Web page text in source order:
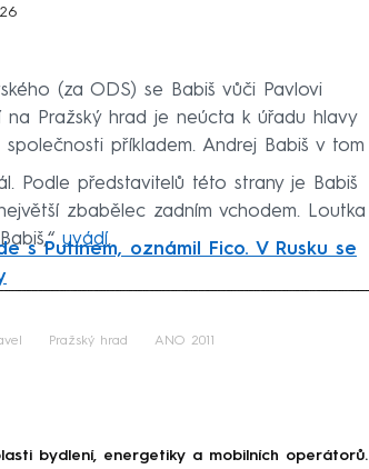
(za ODS) se Babiš vůči Pavlovi
Pražský hrad je neúcta k úřadu hlavy
příkladem. Andrej Babiš v tom
Podle představitelů této strany je Babiš
zbabělec zadním vchodem. Loutka
uvádí.
s Putinem, oznámil Fico. V Rusku se
Pražský hrad ANO 2011
bydlení, energetiky a mobilních operátorů.